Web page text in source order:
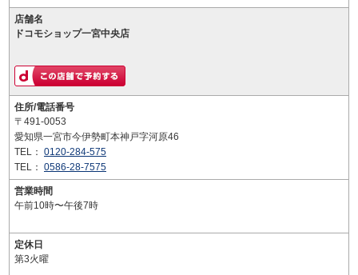
店舗名
ドコモショップ一宮中央店
住所/電話番号
〒491-0053
愛知県一宮市今伊勢町本神戸字河原46
TEL： 0120-284-575
TEL： 0586-28-7575
営業時間
午前10時〜午後7時
定休日
第3火曜